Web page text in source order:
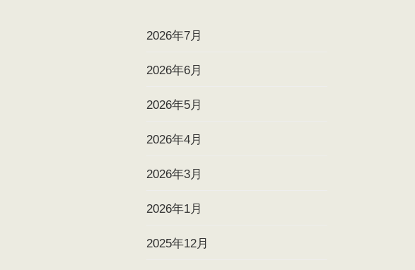
2026年7月
2026年6月
2026年5月
2026年4月
2026年3月
2026年1月
2025年12月